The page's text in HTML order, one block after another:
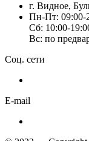
г. Видное,
Пн-Пт: 09:00-
Сб: 10:00-
Вс: по
Соц. сети
E-mail